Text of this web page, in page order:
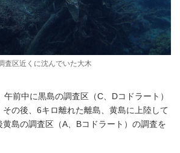
査区近くに沈んでいた大木
前中に黒島の調査区（C、Dコドラート）
の後、6キロ離れた離島、黄島に上陸して
島の調査区（A、Bコドラート）の調査を